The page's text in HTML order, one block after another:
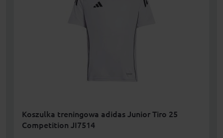
Koszulka treningowa adidas Junior Tiro 25
Competition JI7514